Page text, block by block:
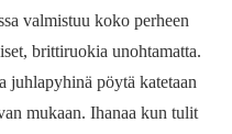
valmistuu koko perheen
brittiruokia unohtamatta.
juhlapyhinä pöytä katetaan
mukaan. Ihanaa kun tulit